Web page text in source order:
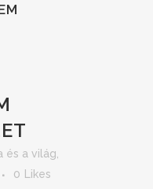
és a világ
0 Likes